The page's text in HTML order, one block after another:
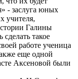
- заслуга юных
учителя,
Галины
такое
работе ученица
еще одной
Аксеновой были